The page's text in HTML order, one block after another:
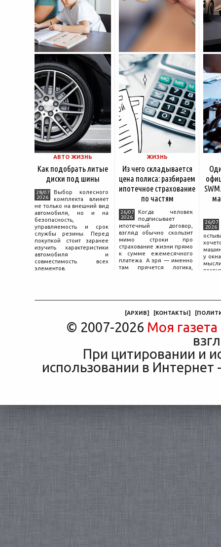
АВТО ЖИЗНЬ
Как подобрать литые
диски под шины
28/07
2026
Выбор колесного
комплекта влияет
не только на внешний вид
автомобиля, но и на
безопасность,
управляемость и срок
службы резины. Перед
покупкой стоит заранее
изучить характеристики
автомобиля и
совместимость всех
элементов.
ЖИЗНЬ
Из чего складывается
цена полиса: разбираем
ипотечное страхование
по частям
26/07
2026
Когда человек
подписывает
ипотечный договор,
взгляд обычно скользит
мимо строки про
страхование жизни прямо
к сумме ежемесячного
платежа. А зря — именно
там прячется логика,
26/07
2026
у
мысли
[АРХИВ] [КОНТАКТЫ] [
© 2007-2026 Моя газета
При цитировании и
использовании в Интернет